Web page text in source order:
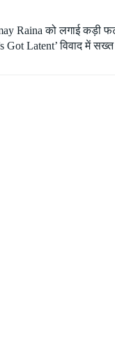
Raina को लगाई कड़ी
Got Latent’ विवाद में सख्त